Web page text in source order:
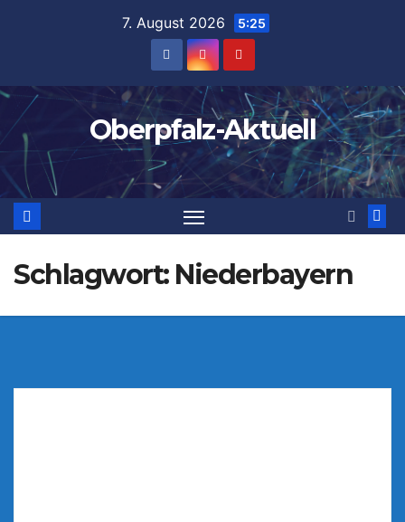
7. August 2026 5:25
Oberpfalz-Aktuell
Schlagwort: Niederbayern